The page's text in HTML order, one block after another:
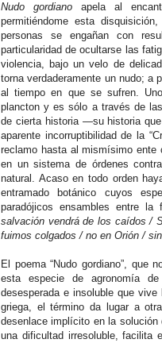
Nudo gordiano apela al
permitiéndome esta
personas se engañan con
particularidad de ocultarse las
violencia, bajo un velo de
torna verdaderamente un nudo; a
al tiempo en que se sufren.
plancton y es sólo a través de
de cierta historia —su historia
aparente incorruptibilidad de la
reclamo hasta al mismísimo ente
en un sistema de órdenes
natural. Acaso en todo orden
entramado botánico cuyos
paradójicos ensambles entre
salvación vendrá de los caídos /
fuimos colgados / no en Orión /
El poema “Nudo gordiano”, que
esta especie de agronomía
desesperada e insoluble que
griega, el término da lugar a
desenlace implícito en la solución
una dificultad irresoluble, facilita